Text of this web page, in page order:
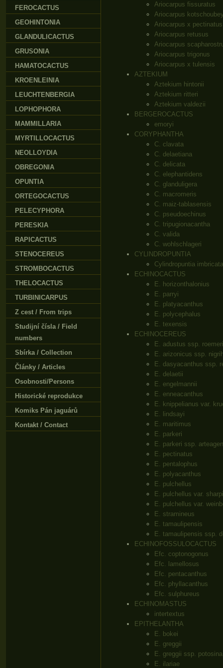
Ariocarpus fissuratus
Ariocarpus
Ariocarpus x pectinatus
Ariocarpus retusus
Ariocarpus
Ariocarpus trigonus
Ariocarpus x tulensis
AZTEKIUM
Aztekium hintonii
Aztekium ritteri
Aztekium valdezii
BERGEROCACTUS
emoryi
CORYPHANTHA
C. clavata
C. delaetiana
C. delicata
C. elephantidens
C. glanduligera
C. macromeris
C. maiz-tablasensis
C. pseudoechinus
C. tripugionacantha
C. valida
C. wohlschlageri
CYLINDROPUNTIA
Cylindropuntia imbricata
ECHINOCACTUS
E. horizonthalonius
E. parryi
E. platyacanthus
E. polycephalus
E. texensis
ECHINOCEREUS
E. adustus ssp.
E. arizonicus ssp.
E. dasyacanthus ssp.
E. delaetii
E. engelmannii
E. enneacanthus
E. knippelianus var.
E. lindsayi
E. maritimus
E. parkeri
E. parkeri ssp.
E. pectinatus
E. pentalophus
E. polyacanthus
E. pulchellus
E. pulchellus var.
E. pulchellus var.
E. stramineus
E. tamaulipensis
E. tamaulipensis ssp.
ECHINOFOSSULOCACTUS
Efc. coptonogonus
Efc. lamellosus
Efc. pentacanthus
Efc. phyllacanthus
Efc. sulphureus
ECHINOMASTUS
intertextus
EPITHELANTHA
E. bokei
E. greggii
E. greggii ssp. potosina
E. ilariae
FEROCACTUS
GEOHINTONIA
GLANDULICACTUS
GRUSONIA
HAMATOCACTUS
KROENLEINIA
LEUCHTENBERGIA
LOPHOPHORA
MAMMILLARIA
MYRTILLOCACTUS
NEOLLOYDIA
OBREGONIA
OPUNTIA
ORTEGOCACTUS
PELECYPHORA
PERESKIA
RAPICACTUS
STENOCEREUS
STROMBOCACTUS
THELOCACTUS
TURBINICARPUS
Z cest / From trips
Studijní čísla / Field
numbers
Sbírka / Collection
Články / Articles
Osobnosti/Persons
Historické reprodukce
Komiks Pán jaguárů
Kontakt / Contact